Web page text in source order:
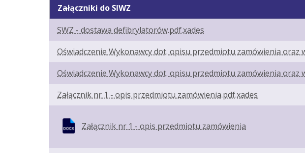
Załączniki do SIWZ
SWZ - dostawa defibrylatorów.pdf.xades
Oświadczenie Wykonawcy dot. opisu przedmiotu zamówienia oraz
Oświadczenie Wykonawcy dot. opisu przedmiotu zamówienia oraz
Załącznik nr 1 - opis przedmiotu zamówienia.pdf.xades
Załącznik nr 1 - opis przedmiotu zamówienia